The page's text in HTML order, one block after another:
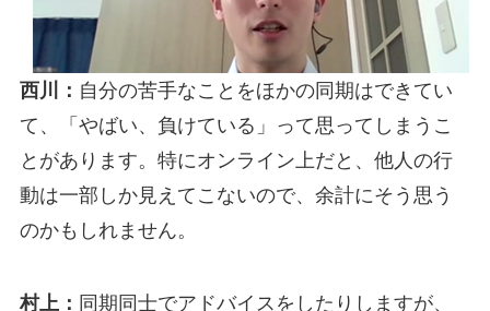
西川： 自分の苦手なことをほかの同期はできてい
て、「やばい、負けている」って思ってしまうこ
とがあります。特にオンライン上だと、他人の行
動は一部しか見えてこないので、余計にそう思う
のかもしれません。
村上： 同期同士でアドバイスをしたりしますが、